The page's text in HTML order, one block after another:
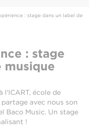
: stage dans un label de
: stage
musique
l'ICART, école de
avec nous son
Baco Music. Un stage
!